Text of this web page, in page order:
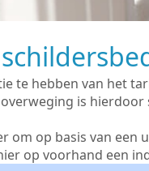
te hebben van het
is
om op basis van
op voorhand een